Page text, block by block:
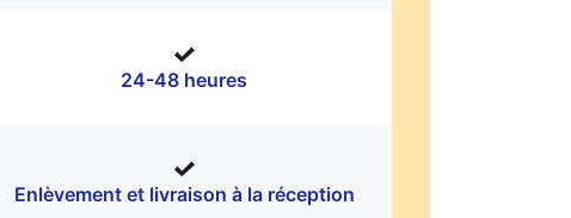
24-48 heures
Enlèvement et livraison à la réception